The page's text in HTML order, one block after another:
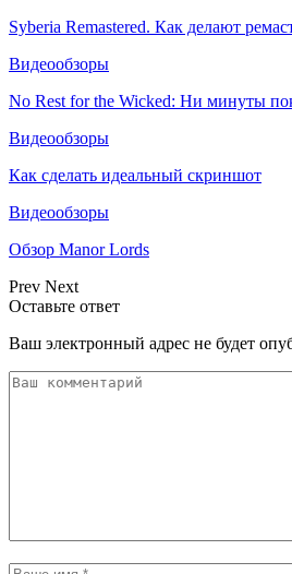
Syberia Remastered. Как делают
Видеообзоры
No Rest for the Wicked: Ни минуты
Видеообзоры
Как сделать идеальный скриншот
Видеообзоры
Обзор Manor Lords
Prev Next
Оставьте ответ
Ваш электронный адрес не будет